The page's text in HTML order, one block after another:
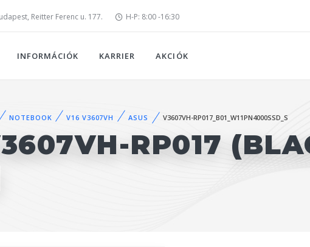
Reitter Ferenc u. 177. H-P: 8:00 -16:30
INFORMÁCIÓK KARRIER AKCIÓK
NOTEBOOK V16 V3607VH ASUS V3607VH-RP017_B01_W11PN4000SSD_S
RP017